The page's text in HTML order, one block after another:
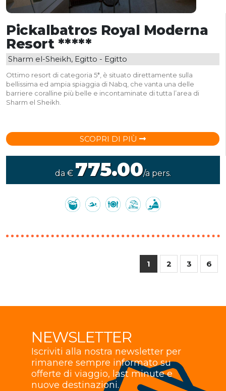
Pickalbatros Royal Moderna
Resort *****
Sharm el-Sheikh, Egitto - Egitto
Ottimo resort di categoria 5*, è situato direttamente sulla
bellissima ed ampia spiaggia di Nabq, che vanta una delle
barriere coralline più belle e incontaminate di tutta l’area di
Sharm el Sheikh.
SCOPRI DI PIÙ
da € 775.00/a pers.
1 2 3 6
NEWSLETTER
Iscriviti alla nostra newsletter per
rimanere sempre informato su
offerte di viaggio, last minute e
nuove destinazioni.